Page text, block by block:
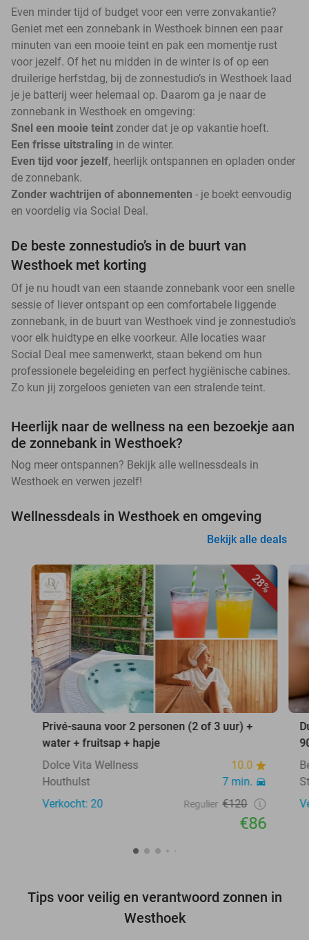
Even minder tijd of budget voor een verre zonvakantie?
Geniet met een zonnebank in Westhoek binnen een paar
minuten van een mooie teint en pak een momentje rust
voor jezelf. Of het nu midden in de winter is of op een
druilerige herfstdag, bij de zonnestudio’s in Westhoek laad
je je batterij weer helemaal op. Daarom ga je naar de
zonnebank in Westhoek en omgeving:
Snel een mooie teint zonder dat je op vakantie hoeft.
Een frisse uitstraling in de winter.
Even tijd voor jezelf, heerlijk ontspannen en opladen onder
de zonnebank.
Zonder wachtrijen of abonnementen - je boekt eenvoudig
en voordelig via Social Deal.
De beste zonnestudio’s in de buurt van
Westhoek met korting
Of je nu houdt van een staande zonnebank voor een snelle
sessie of liever ontspant op een comfortabele liggende
zonnebank, in de buurt van Westhoek vind je zonnestudio’s
voor elk huidtype en elke voorkeur. Alle locaties waar
Social Deal mee samenwerkt, staan bekend om hun
professionele begeleiding en perfect hygiënische cabines.
Zo kun jij zorgeloos genieten van een stralende teint.
Heerlijk naar de wellness na een bezoekje aan
de zonnebank in Westhoek?
Nog meer ontspannen? Bekijk alle wellnessdeals in
Westhoek en verwen jezelf!
Wellnessdeals in Westhoek en omgeving
Bekijk alle deals
28%
Privé-sauna voor 2 personen (2 of 3 uur) +
water + fruitsap + hapje
Dolce Vita Wellness
10.0
Houthulst
7 min.
Verkocht: 20
Regulier €120
€86
Tips voor veilig en verantwoord zonnen in
Westhoek